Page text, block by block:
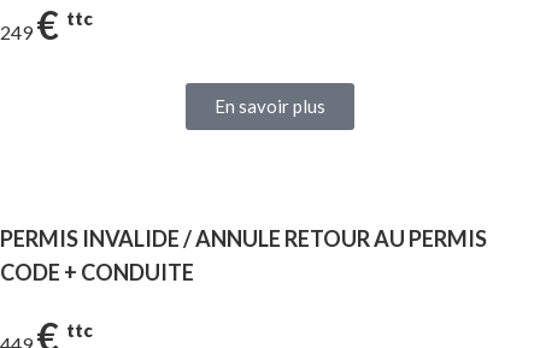
249€ ttc
En savoir plus
PERMIS INVALIDE / ANNULE RETOUR AU PERMIS
CODE + CONDUITE
€ ttc